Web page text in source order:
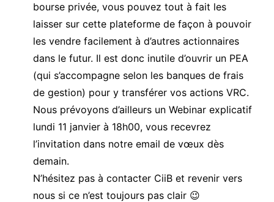
bourse privée, vous pouvez tout à fait les
laisser sur cette plateforme de façon à pouvoir
les vendre facilement à d’autres actionnaires
dans le futur. Il est donc inutile d’ouvrir un PEA
(qui s’accompagne selon les banques de frais
de gestion) pour y transférer vos actions VRC.
Nous prévoyons d’ailleurs un Webinar explicatif
lundi 11 janvier à 18h00, vous recevrez
l’invitation dans notre email de vœux dès
demain.
N’hésitez pas à contacter CiiB et revenir vers
nous si ce n’est toujours pas clair 😉